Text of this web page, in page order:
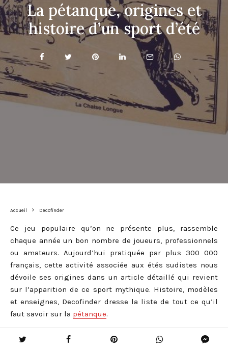
La pétanque, origines et
histoire d’un sport d’été
Accueil Decofinder
Ce jeu populaire qu’on ne présente plus, rassemble
chaque année un bon nombre de joueurs, professionnels
ou amateurs. Aujourd’hui pratiquée par plus 300 000
français, cette activité associée aux étés sudistes nous
dévoile ses origines dans un article détaillé qui revient
sur l’apparition de ce sport mythique. Histoire, modèles
et enseignes, Decofinder dresse la liste de tout ce qu’il
faut savoir sur la pétanque.